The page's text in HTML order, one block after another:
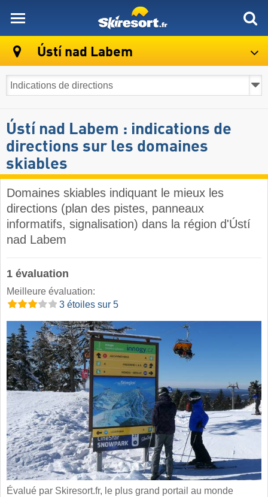
Ústí nad Labem
Ústí nad Labem : indications de
directions sur les domaines
skiables
Domaines skiables indiquant le mieux les
directions (plan des pistes, panneaux
informatifs, signalisation) dans la région d'Ústí
nad Labem
1 évaluation
Meilleure évaluation:
3 étoiles sur 5
Évalué par Skiresort.fr, le plus grand portail au monde